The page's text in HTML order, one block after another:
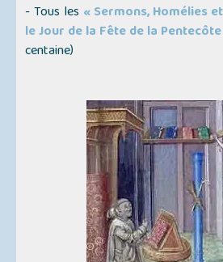
- Tous les « Sermons, Homélies
le Jour de la Fête de la
centaine)